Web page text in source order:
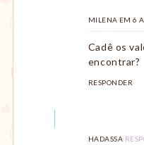
MILENA EM6
Cadê os
encontrar?
RESPONDER
HADASSA